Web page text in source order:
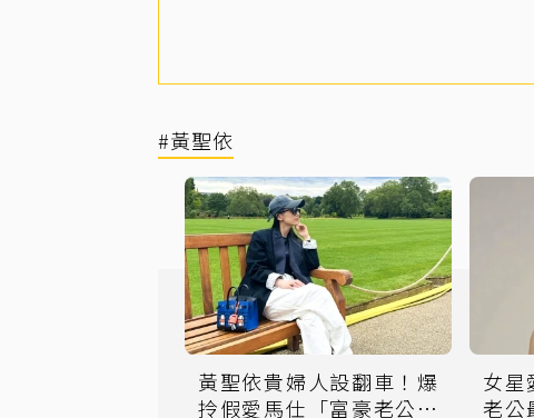
#黃聖依
黃聖依貴婦人設翻車！爆
拎假愛馬仕「富豪老公送
女星
老